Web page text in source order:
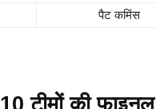
पैट कमिंस